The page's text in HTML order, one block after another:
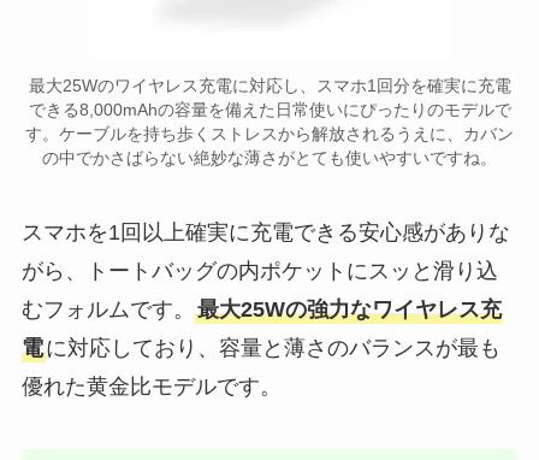
最大25Wのワイヤレス充電に対応し、スマホ1回分を確実に充電
できる8,000mAhの容量を備えた日常使いにぴったりのモデルで
す。ケーブルを持ち歩くストレスから解放されるうえに、カバン
の中でかさばらない絶妙な薄さがとても使いやすいですね。
スマホを1回以上確実に充電できる安心感がありな
がら、トートバッグの内ポケットにスッと滑り込
むフォルムです。 最大25Wの強力なワイヤレス充
電に対応しており、容量と薄さのバランスが最も
優れた黄金比モデルです。